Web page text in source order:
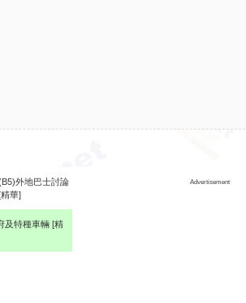
外地巴士討論
華]
Advertisement
及特種車輛 [精